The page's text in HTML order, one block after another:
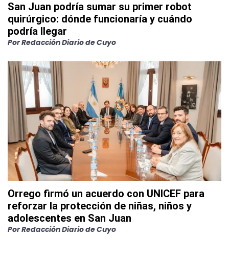
San Juan podría sumar su primer robot
quirúrgico: dónde funcionaría y cuándo
podría llegar
PorRedacción Diario de Cuyo
Orrego firmó un acuerdo con UNICEF para
reforzar la protección de niñas, niños y
adolescentes en San Juan
PorRedacción Diario de Cuyo